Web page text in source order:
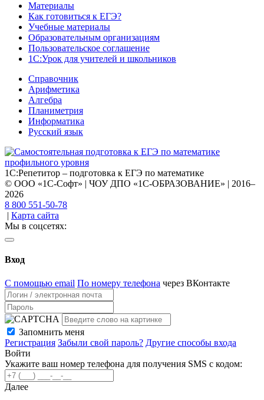
Материалы
Как готовиться к ЕГЭ?
Учебные материалы
Образовательным организациям
Пользовательское соглашение
1С:Урок для учителей и школьников
Справочник
Арифметика
Алгебра
Планиметрия
Информатика
Русский язык
1С:Репетитор – подготовка к ЕГЭ по математике
© ООО «1С-Софт» | ЧОУ ДПО «1С-ОБРАЗОВАНИЕ» | 2016–
2026
8 800 551-50-78
| Карта сайта
Мы в соцсетях:
Вход
С помощью email По номеру телефона через ВКонтакте
Запомнить меня
Регистрация Забыли свой пароль? Другие способы входа
Войти
Укажите ваш номер телефона для получения SMS с кодом:
Далее